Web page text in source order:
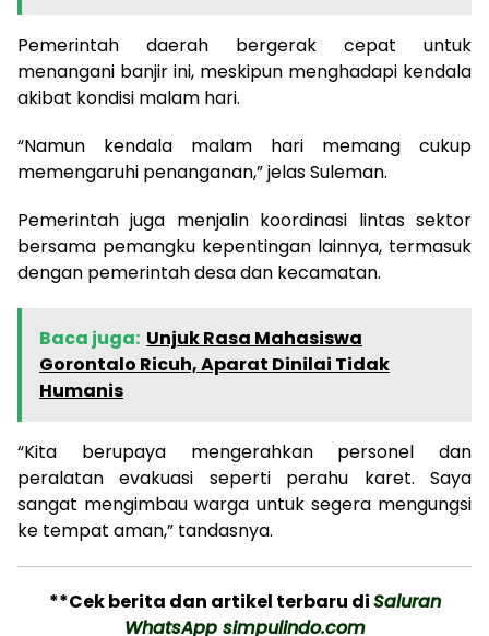
Pemerintah daerah bergerak cepat untuk
menangani banjir ini, meskipun menghadapi kendala
akibat kondisi malam hari.
“Namun kendala malam hari memang cukup
memengaruhi penanganan,” jelas Suleman.
Pemerintah juga menjalin koordinasi lintas sektor
bersama pemangku kepentingan lainnya, termasuk
dengan pemerintah desa dan kecamatan.
Baca juga: Unjuk Rasa Mahasiswa
Gorontalo Ricuh, Aparat Dinilai Tidak
Humanis
“Kita berupaya mengerahkan personel dan
peralatan evakuasi seperti perahu karet. Saya
sangat mengimbau warga untuk segera mengungsi
ke tempat aman,” tandasnya.
**Cek berita dan artikel terbaru diSaluran
WhatsApp simpulindo.com